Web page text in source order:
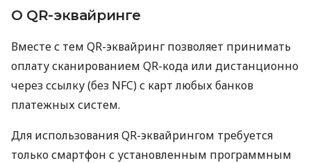
О QR-эквайринге
Вместе с тем QR-эквайринг позволяет принимать
оплату сканированием QR-кода или дистанционно
через ссылку (без NFC) с карт любых банков
платежных систем.
Для использования QR-эквайрингом требуется
только смартфон с установленным программным